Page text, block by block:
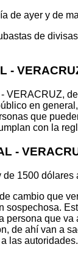
de ayer y de
de
-
VERACRUZ,
en
que
con la
-
1500 dólares
cambio que
persona que va
de ahí van a
las autoridades.